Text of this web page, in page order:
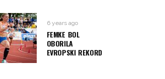
6 years ago
FEMKE BOL
OBORILA
EVROPSKI REKORD